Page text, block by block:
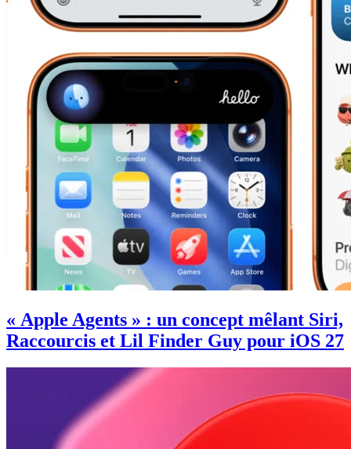
« Apple Agents » : un concept mêlant Siri,
Raccourcis et Lil Finder Guy pour iOS 27